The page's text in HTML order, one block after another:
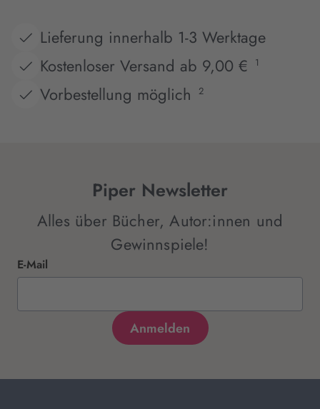
Lieferung innerhalb 1-3 Werktage
Kostenloser Versand ab 9,00 €
1
Vorbestellung möglich 2
Piper Newsletter
Alles über Bücher, Autor:innen und
Gewinnspiele!
E-Mail